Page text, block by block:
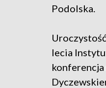
Podolska.
lecia